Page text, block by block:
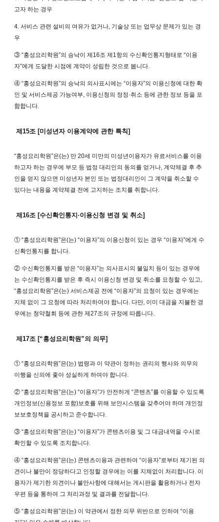
고자 하는 경우
4. 서비스 관련 설비의 여유가 없거나, 기술상 또는 업무상 문제가 있는 경
우
③ “홍성요리학원”의 승낙이 제16조 제1항의 수신확인통지형태로 “이용
자”에게 도달한 시점에 계약이 성립한 것으로 봅니다.
④ “홍성요리학원”의 승낙의 의사표시에는 “이용자”의 이용신청에 대한 확
인 및 서비스제공 가능여부, 이용신청의 정정·취소 등에 관한 정보 등을 포
함합니다.
제15조 [미성년자 이용계약에 관한 특칙]
“홍성요리학원”은(는) 만 20세 미만의 미성년이용자가 유료서비스를 이용
하고자 하는 경우에 부모 등 법정 대리인의 동의를 얻거나, 계약체결 후 추
인을 얻지 않으면 미성년자 본인 또는 법정대리인이 그 계약을 취소할 수
있다는 내용을 계약체결 전에 고지하는 조치를 취합니다.
제16조 [수신확인통지·이용신청 변경 및 취소]
① “홍성요리학원”은(는) “이용자”의 이용신청이 있는 경우 “이용자”에게 수
신확인통지를 합니다.
② 수신확인통지를 받은 “이용자”는 의사표시의 불일치 등이 있는 경우에
는 수신확인통지를 받은 후 즉시 이용신청 변경 및 취소를 요청할 수 있고,
“홍성요리학원”은(는) 서비스제공 전에 “이용자”의 요청이 있는 경우에는
지체 없이 그 요청에 따라 처리하여야 합니다. 다만, 이미 대금을 지불한 경
우에는 청약철회 등에 관한 제27조의 규정에 따릅니다.
제17조 [“홍성요리학원”의 의무]
① “홍성요리학원”은(는) 법령과 이 약관이 정하는 권리의 행사와 의무의
이행을 신의에 좇아 성실하게 하여야 합니다.
② “홍성요리학원”은(는) “이용자”가 안전하게 “콘텐츠”를 이용할 수 있도록
개인정보(신용정보 포함)보호를 위해 보안시스템을 갖추어야 하며 개인정
보보호정책을 공시하고 준수합니다.
③ “홍성요리학원”은(는) “이용자”가 콘텐츠이용 및 그 대금내역을 수시로
확인할 수 있도록 조치합니다.
④ “홍성요리학원”은(는) 콘텐츠이용과 관련하여 “이용자”로부터 제기된 의
견이나 불만이 정당하다고 인정할 경우에는 이를 지체없이 처리합니다. 이
용자가 제기한 의견이나 불만사항에 대해서는 게시판을 활용하거나 전자
우편 등을 통하여 그 처리과정 및 결과를 전달합니다.
⑤ “홍성요리학원”은(는) 이 약관에서 정한 의무 위반으로 인하여 “이용